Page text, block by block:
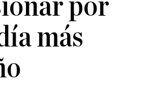
por
más